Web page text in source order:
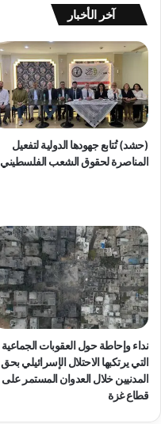
آخر الأخبار
(حشد) تُتابع جهودها الدولية لتفعيل
المناصرة لحقوق الشعب الفلسطيني
نداء وإحاطة حول العقوبات الجماعية
التي يرتكبها الاحتلال الإسرائيلي بحق
المدنيين خلال العدوان المستمر على
قطاع غزة